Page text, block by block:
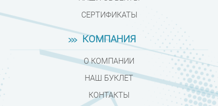
СЕРТИФИКАТЫ
КОМПАНИЯ
О КОМПАНИИ
НАШ БУКЛЕТ
КОНТАКТЫ